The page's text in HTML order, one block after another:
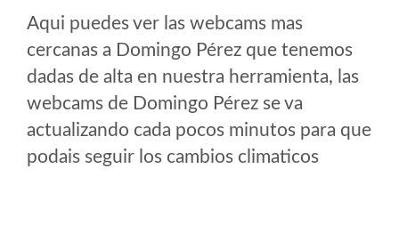
Aqui puedes ver las webcams mas
cercanas a Domingo Pérez que tenemos
dadas de alta en nuestra herramienta, las
webcams de Domingo Pérez se va
actualizando cada pocos minutos para que
podais seguir los cambios climaticos